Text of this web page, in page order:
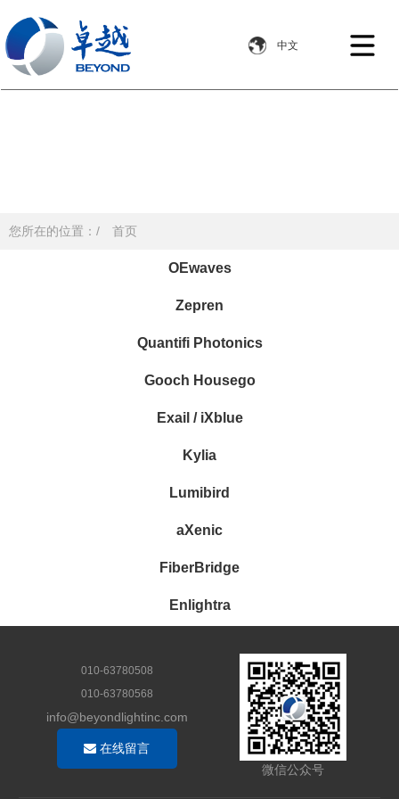
您所在的位置：/ 首页
OEwaves
Zepren
Quantifi Photonics
Gooch Housego
Exail / iXblue
Kylia
Lumibird
aXenic
FiberBridge
Enlightra
010-63780508
010-63780568
info@beyondlightinc.com
在线留言
微信公众号